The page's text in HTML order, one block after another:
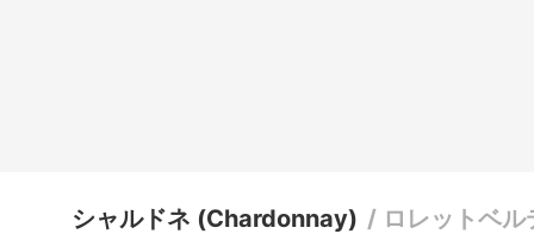
シャルドネ (Chardonnay) / ロレットベル